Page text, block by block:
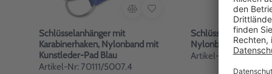
Schlüsselanhänger mit
Karabinerhaken, Nylonband mit
Kunstleder-Pad Blau
Artikel-Nr: 70111/5007.4
Schlüsselanhänger
Nylonband
Artikel-Nr: 70111/